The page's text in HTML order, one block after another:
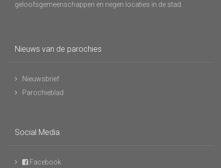
geloofsgemeenschappen en negen locaties in de stad.
Nieuws van de parochies
Nieuwsbrief
Parochieblad
Social Media
Facebook